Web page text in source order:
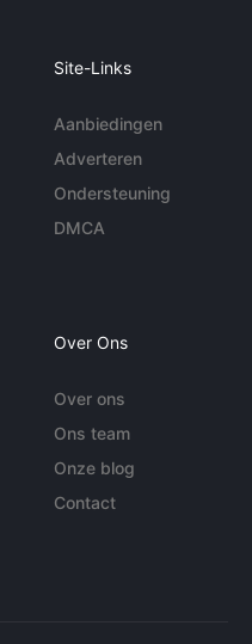
Site-Links
Aanbiedingen
Adverteren
Ondersteuning
DMCA
Over Ons
Over ons
Ons team
Onze blog
Contact